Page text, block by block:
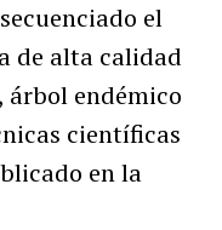
el
de alta calidad
árbol endémico
científicas
en la